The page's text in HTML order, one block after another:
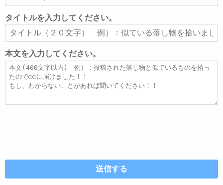
ー
ル
ア
ド
レ
ス
タイトルを入力してください。
タ
イ
ト
ル
本文を入力してください。
本
文